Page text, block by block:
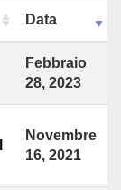
Data
Febbraio
28, 2023
Novembre
16, 2021